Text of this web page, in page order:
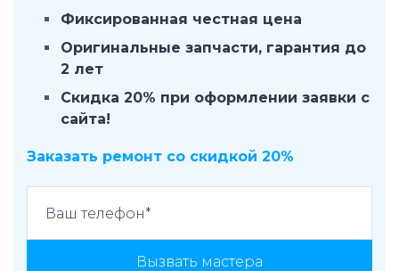
Фиксированная честная цена
Оригинальные запчасти, гарантия до
2 лет
Скидка 20% при оформлении заявки с
сайта!
Заказать ремонт со скидкой 20%
Вызвать мастера